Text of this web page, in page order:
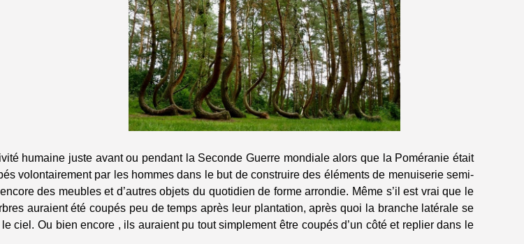
humaine juste avant ou pendant la Seconde Guerre mondiale alors que la Poméranie était
volontairement par les hommes dans le but de construire des éléments de menuiserie semi-
des meubles et d’autres objets du quotidien de forme arrondie. Même s’il est vrai que le
auraient été coupés peu de temps après leur plantation, après quoi la branche latérale se
ciel. Ou bien encore , ils auraient pu tout simplement être coupés d’un côté et replier dans le